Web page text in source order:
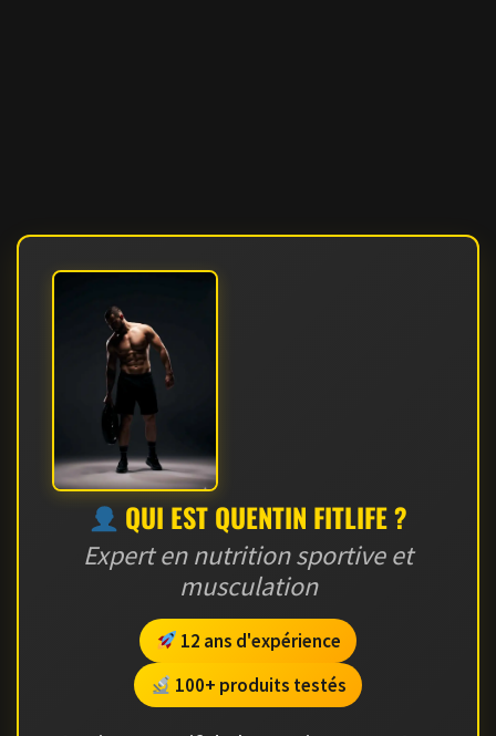
QUI EST QUENTIN FITLIFE ?
Expert en nutrition sportive et
musculation
12 ans d'expérience
100+ produits testés